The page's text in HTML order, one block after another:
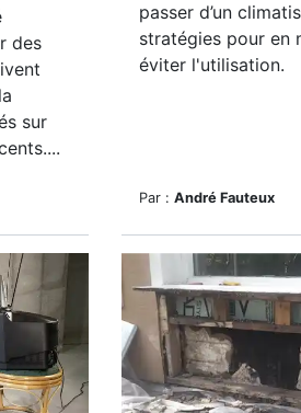
des
sur
passer d’un
stratégies pour en
éviter l'utilisation.
Par : André Fauteux